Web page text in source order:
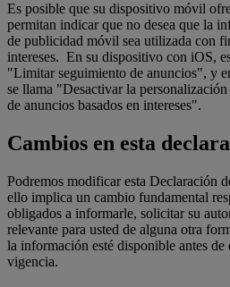
Es posible que su dispositivo móvil
permitan indicar que no desea que la
de publicidad móvil sea utilizada con
intereses. En su dispositivo con iOS,
"Limitar seguimiento de anuncios", y
se llama "Desactivar la
de anuncios basados en intereses".
Cambios en esta
Podremos modificar esta Declaración
ello implica un cambio fundamental
obligados a informarle, solicitar su
relevante para usted de alguna otra
la información esté disponible antes de
vigencia.